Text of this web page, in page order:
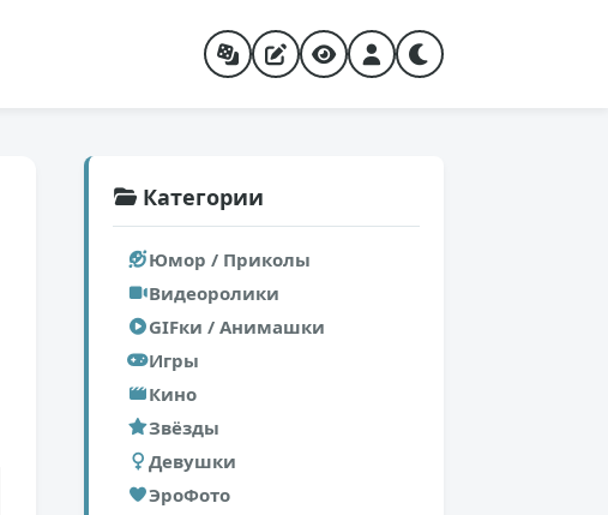
Категории
Юмор / Приколы
Видеоролики
GIFки / Анимашки
Игры
Кино
Звёзды
Девушки
ЭроФото